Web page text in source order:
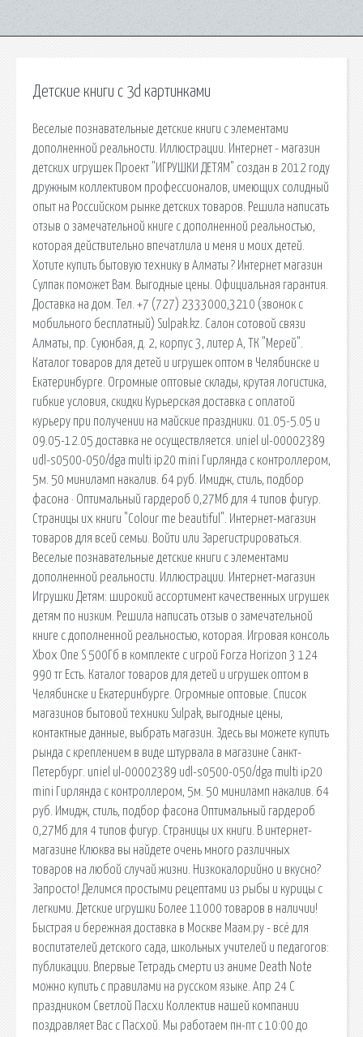
Детские книги с 3d картинками
Веселые познавательные детские книги с элементами
дополненной реальности. Иллюстрации. Интернет - магазин
детских игрушек Проект "ИГРУШКИ ДЕТЯМ" создан в 2012 году
дружным коллективом профессионалов, имеющих солидный
опыт на Российском рынке детских товаров. Решила написать
отзыв о замечательной книге с дополненной реальностью,
которая действительно впечатлила и меня и моих детей.
Хотите купить бытовую технику в Алматы ? Интернет магазин
Сулпак поможет Вам. Выгодные цены. Официальная гарантия.
Доставка на дом. Тел. +7 (727) 2333000,3210 (звонок с
мобильного бесплатный) Sulpak.kz. Салон сотовой связи
Алматы, пр. Суюнбая, д. 2, корпус 3, литер А, ТК "Мерей".
Каталог товаров для детей и игрушек оптом в Челябинске и
Екатеринбурге. Огромные оптовые склады, крутая логистика,
гибкие условия, скидки Курьерская доставка с оплатой
курьеру при получении на майские праздники. 01.05-5.05 и
09.05-12.05 доставка не осуществляется. uniel ul-00002389
udl-s0500-050/dga multi ip20 mini Гирлянда с контроллером,
5м. 50 миниламп накалив. 64 руб. Имидж, стиль, подбор
фасона · Оптимальный гардероб 0,27Мб для 4 типов фигур.
Страницы их книги "Colour me beautiful". Интернет-магазин
товаров для всей семьи. Войти или Зарегистрироваться.
Веселые познавательные детские книги с элементами
дополненной реальности. Иллюстрации. Интернет-магазин
Игрушки Детям: широкий ассортимент качественных игрушек
детям по низким. Решила написать отзыв о замечательной
книге с дополненной реальностью, которая. Игровая консоль
Xbox One S 500Гб в комплекте с игрой Forza Horizon 3 124
990 тг Есть. Каталог товаров для детей и игрушек оптом в
Челябинске и Екатеринбурге. Огромные оптовые. Список
магазинов бытовой техники Sulpak, выгодные цены,
контактные данные, выбрать магазин. Здесь вы можете купить
рында с креплением в виде штурвала в магазине Санкт-
Петербург. uniel ul-00002389 udl-s0500-050/dga multi ip20
mini Гирлянда с контроллером, 5м. 50 миниламп накалив. 64
руб. Имидж, стиль, подбор фасона Оптимальный гардероб
0,27Мб для 4 типов фигур. Страницы их книги. В интернет-
магазине Клюква вы найдете очень много различных
товаров на любой случай жизни. Низкокалорийно и вкусно?
Запросто! Делимся простыми рецептами из рыбы и курицы с
легкими. Детские игрушки Более 11000 товаров в наличии!
Быстрая и бережная доставка в Москве Маам.ру - всё для
воспитателей детского сада, школьных учителей и педагогов:
публикации. Впервые Тетрадь смерти из аниме Death Note
можно купить с правилами на русском языке. Апр 24 С
праздником Светлой Пасхи Коллектив нашей компании
поздравляет Вас с Пасхой. Мы работаем пн-пт с 10:00 до